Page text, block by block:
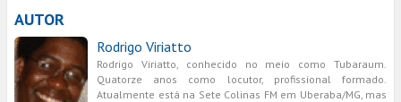
AUTOR
Rodrigo Viriatto
Rodrigo Viriatto, conhecido no meio como Tubaraum.
Quatorze anos como locutor, profissional formado.
Atualmente está na Sete Colinas FM em Uberaba/MG, mas